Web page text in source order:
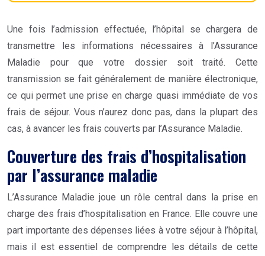
Une fois l’admission effectuée, l’hôpital se chargera de
transmettre les informations nécessaires à l’Assurance
Maladie pour que votre dossier soit traité. Cette
transmission se fait généralement de manière électronique,
ce qui permet une prise en charge quasi immédiate de vos
frais de séjour. Vous n’aurez donc pas, dans la plupart des
cas, à avancer les frais couverts par l’Assurance Maladie.
Couverture des frais d’hospitalisation
par l’assurance maladie
L’Assurance Maladie joue un rôle central dans la prise en
charge des frais d’hospitalisation en France. Elle couvre une
part importante des dépenses liées à votre séjour à l’hôpital,
mais il est essentiel de comprendre les détails de cette